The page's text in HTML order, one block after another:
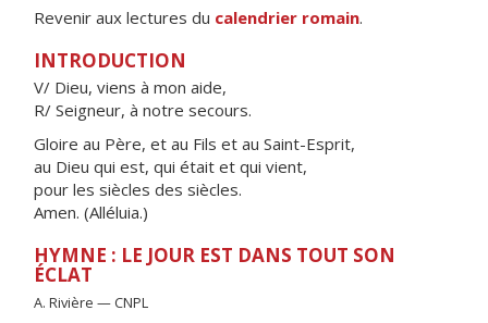
Revenir aux lectures du calendrier romain.
INTRODUCTION
V/ Dieu, viens à mon aide,
R/ Seigneur, à notre secours.
Gloire au Père, et au Fils et au Saint-Esprit,
au Dieu qui est, qui était et qui vient,
pour les siècles des siècles.
Amen. (Alléluia.)
HYMNE : LE JOUR EST DANS TOUT SON
ÉCLAT
A. Rivière — CNPL